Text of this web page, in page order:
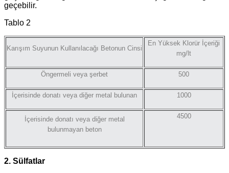
geçebilir.
Tablo 2
Karışım Suyunun Kullanılacağı Betonun Cinsi
En Yüksek Klorür İçeriği
mg/lt
Öngermeli veya şerbet 500
İçerisinde donatı veya diğer metal bulunan 1000
İçerisinde donatı veya diğer metal
bulunmayan beton
4500
2. Sülfatlar